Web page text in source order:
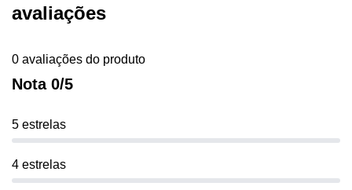
avaliações
0 avaliações do produto
Nota 0/5
5 estrelas
4 estrelas